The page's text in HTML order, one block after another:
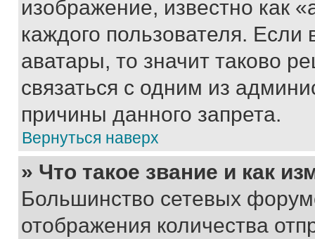
изображение, известно как
каждого пользователя.
аватары, то значит таково
связаться с одним из
причины данного запрета.
Вернуться наверх
» Что такое звание и как
Большинство сетевых
отображения количества